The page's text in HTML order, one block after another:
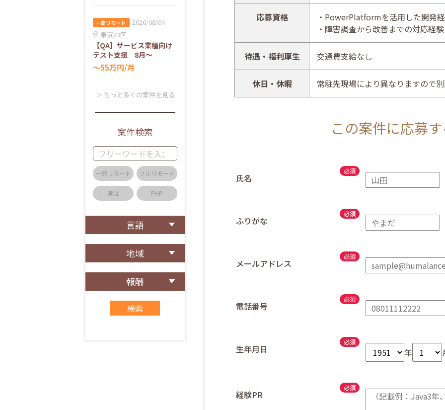
一部リモート
2026/08/04
東京23区
【QA】サービス業種向け
テスト支援 8月～
〜55万円/月
＞ もっと多くの案件を見る
案件検索
一部リモート フルリモート
常駐 PHP
言語
地域
報酬
応募資格
・PowerPlatformを活用した開発
・障害調査から改善までの対応経験
待遇・福利厚生 交通費支給なし
休日・休暇 常駐先現場により異なりますので
この案件に応募
氏名
ふりがな
メールアドレス
電話番号
生年月日 年
経験PR